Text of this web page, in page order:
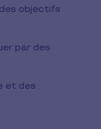
objectifs
par des
et des